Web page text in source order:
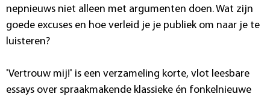
nepnieuws niet alleen met argumenten doen. Wat zijn
goede excuses en hoe verleid je je publiek om naar je te
luisteren?
'Vertrouw mij!' is een verzameling korte, vlot leesbare
essays over spraakmakende klassieke én fonkelnieuwe